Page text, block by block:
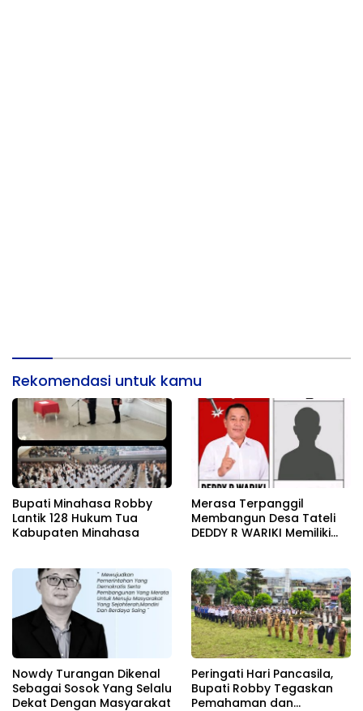
Rekomendasi untuk kamu
Bupati Minahasa Robby
Lantik 128 Hukum Tua
Kabupaten Minahasa
Merasa Terpanggil
Membangun Desa Tateli
DEDDY R WARIKI Memiliki
Nowdy Turangan Dikenal
Sebagai Sosok Yang Selalu
Dekat Dengan Masyarakat
Peringati Hari Pancasila,
Bupati Robby Tegaskan
Pemahaman dan